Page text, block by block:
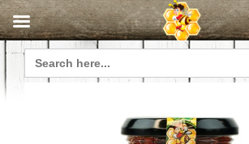
Search
for: